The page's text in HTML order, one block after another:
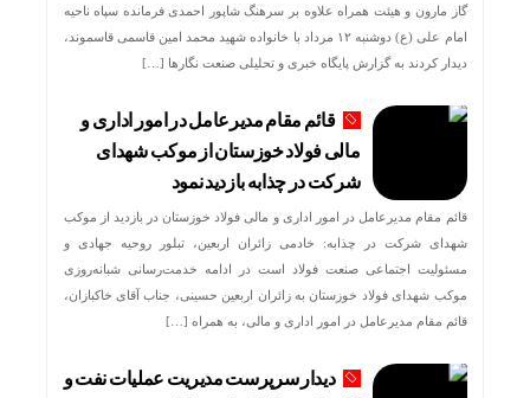
گاز مارون و هیئت همراه علاوه بر سرهنگ شاپور احمدی فرمانده سپاه ناحیه
امام علی (ع) دوشنبه ۱۲ مرداد با خانواده شهید محمد امین قاسمی قاسموند،
دیدار کردند به گزارش پایگاه خبری و تحلیلی صنعت نگارها […]
قائم مقام مدیرعامل در امور اداری و
مالی فولاد خوزستان از موکب شهدای
شرکت در چذابه بازدید نمود
قائم مقام مدیرعامل در امور اداری و مالی فولاد خوزستان در بازدید از موکب
شهدای شرکت در چذابه: خادمی زائران اربعین، تبلور روحیه جهادی و
مسئولیت اجتماعی صنعت فولاد است در ادامه خدمت‌رسانی شبانه‌روزی
موکب شهدای فولاد خوزستان به زائران اربعین حسینی، جناب آقای خاکبازان،
قائم مقام مدیرعامل در امور اداری و مالی، به همراه […]
دیدار سرپرست مدیریت عملیات نفت و